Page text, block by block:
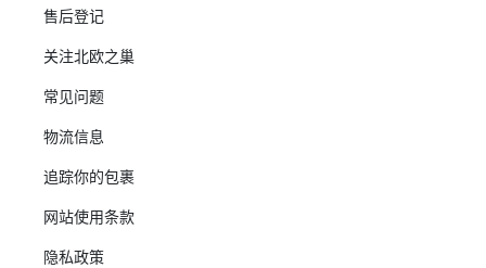
售后登记
关注北欧之巢
常见问题
物流信息
追踪你的包裹
网站使用条款
隐私政策